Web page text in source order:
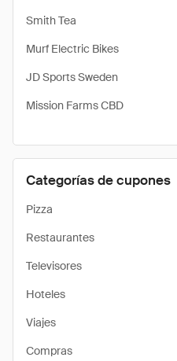
Smith Tea
Murf Electric Bikes
JD Sports Sweden
Mission Farms CBD
Categorías de cupones
Pizza
Restaurantes
Televisores
Hoteles
Viajes
Compras